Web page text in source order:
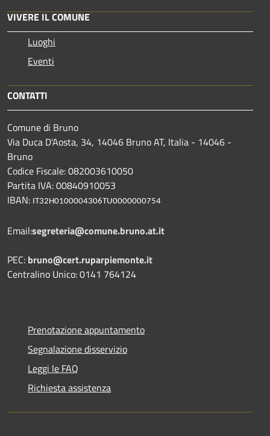
VIVERE IL COMUNE
Luoghi
Eventi
CONTATTI
Comune di Bruno
Via Duca D'Aosta, 34, 14046 Bruno AT, Italia - 14046 -
Bruno
Codice Fiscale: 082003610050
Partita IVA: 00840910053
IBAN: IT32H0100004306TU0000000754
Email:segreteria@comune.bruno.at.it
PEC: bruno@cert.ruparpiemonte.it
Centralino Unico: 0141 764124
Prenotazione appuntamento
Segnalazione disservizio
Leggi le FAQ
Richiesta assistenza